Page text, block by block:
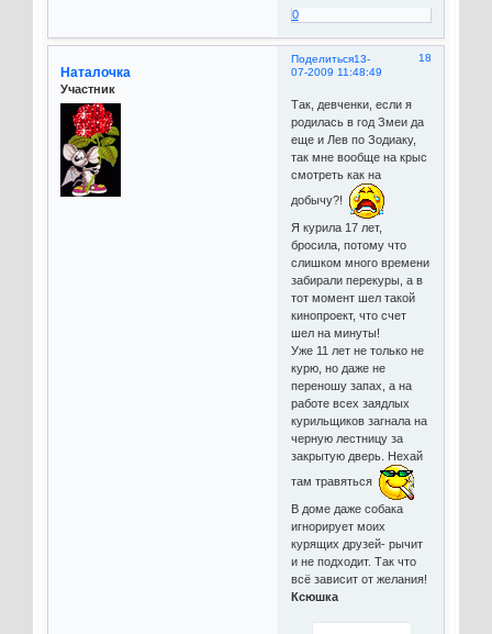
0
Поделиться 18
13-
07-2009 11:48:49
Наталочка
Участник
Так, девченки, если я
родилась в год Змеи да
еще и Лев по Зодиаку,
так мне вообще на крыс
смотреть как на
добычу?!
Я курила 17 лет,
бросила, потому что
слишком много времени
забирали перекуры, а в
тот момент шел такой
кинопроект, что счет
шел на минуты!
Уже 11 лет не только не
курю, но даже не
переношу запах, а на
работе всех заядлых
курильщиков загнала на
черную лестницу за
закрытую дверь. Нехай
там травяться
В доме даже собака
игнорирует моих
курящих друзей- рычит
и не подходит. Так что
всё зависит от желания!
Ксюшка